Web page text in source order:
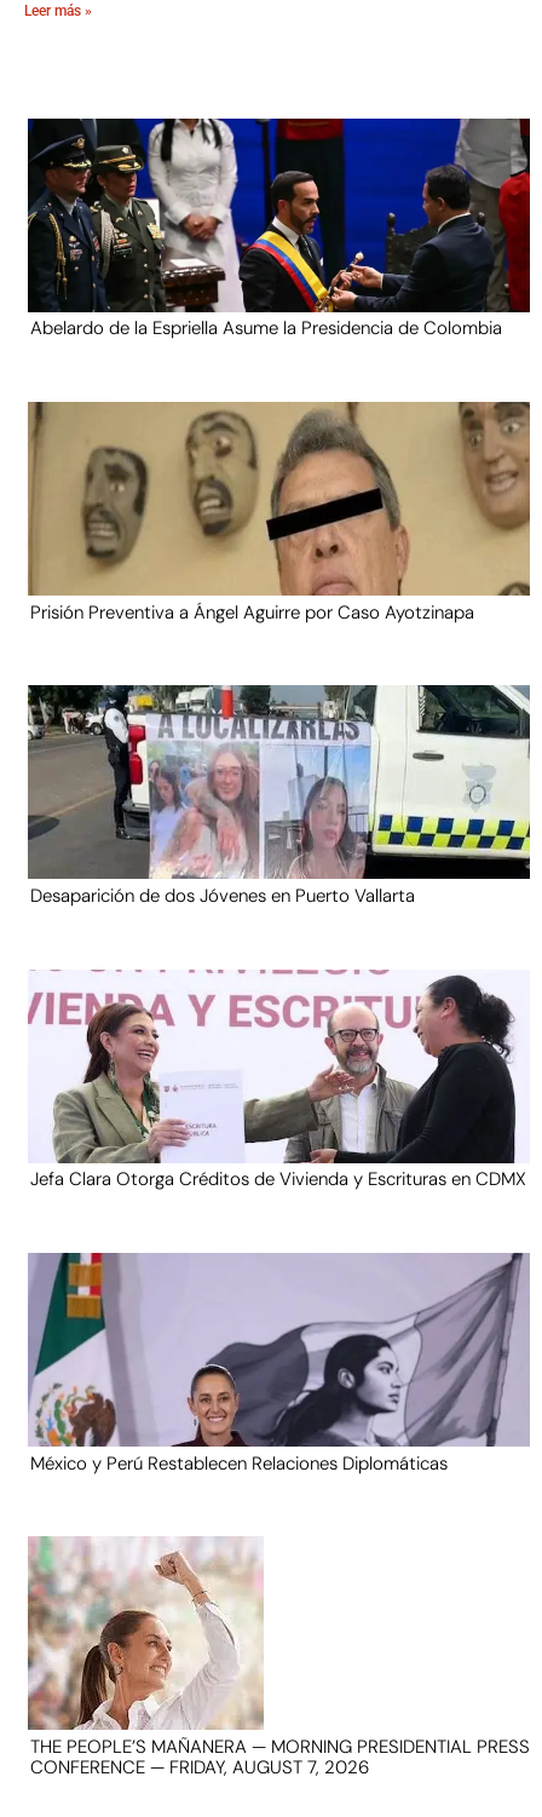
Leer más »
Abelardo de la Espriella Asume la Presidencia de Colombia
Prisión Preventiva a Ángel Aguirre por Caso Ayotzinapa
Desaparición de dos Jóvenes en Puerto Vallarta
Jefa Clara Otorga Créditos de Vivienda y Escrituras en CDMX
México y Perú Restablecen Relaciones Diplomáticas
THE PEOPLE’S MAÑANERA — MORNING PRESIDENTIAL PRESS
CONFERENCE — FRIDAY, AUGUST 7, 2026